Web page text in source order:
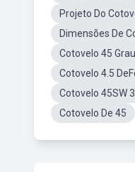
Projeto Do
Dimensões De
Cotovelo 45
Cotovelo 4.5
Cotovelo 45SW
Cotovelo De 45